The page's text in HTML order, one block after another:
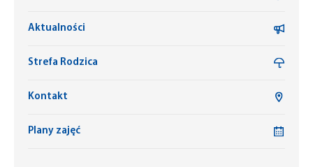
Aktualności
Strefa Rodzica
Kontakt
Plany zajęć